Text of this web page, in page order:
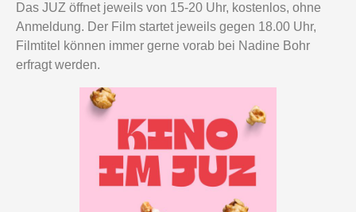
Das JUZ öffnet jeweils von 15-20 Uhr, kostenlos, ohne
Anmeldung. Der Film startet jeweils gegen 18.00 Uhr,
Filmtitel können immer gerne vorab bei Nadine Bohr
erfragt werden.